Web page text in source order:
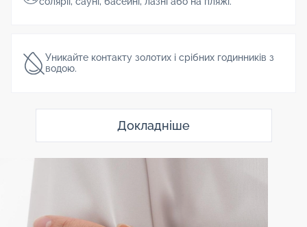
Уникайте контакту золотих і срібних годинників з
водою.
Докладніше